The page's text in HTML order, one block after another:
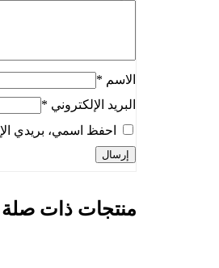
الاسم *
البريد الإلكتروني *
احفظ اسمي، بريدي
منتجات ذات صلة